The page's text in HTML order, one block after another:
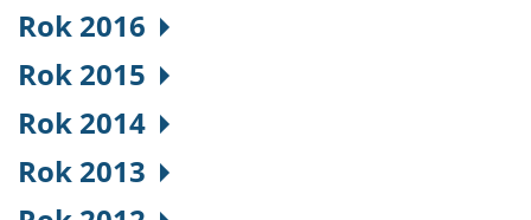
Rok 2016
Rok 2015
Rok 2014
Rok 2013